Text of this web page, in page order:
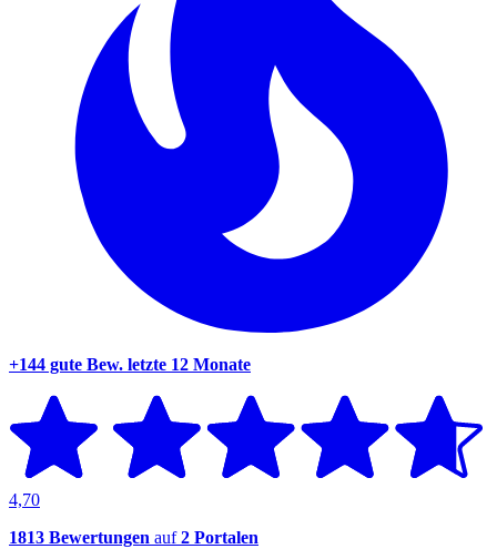
+144 gute Bew. letzte 12 Monate
4,70
1813 Bewertungen auf2 Portalen